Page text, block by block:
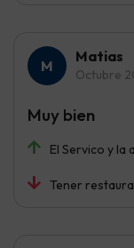
Matias
Octubre
El Servico y la
Tener
Muy bien